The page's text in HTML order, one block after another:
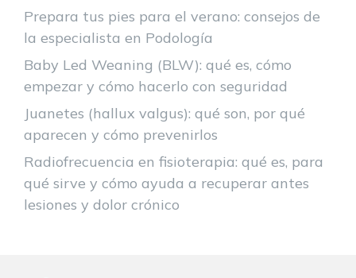
Prepara tus pies para el verano: consejos de
la especialista en Podología
Baby Led Weaning (BLW): qué es, cómo
empezar y cómo hacerlo con seguridad
Juanetes (hallux valgus): qué son, por qué
aparecen y cómo prevenirlos
Radiofrecuencia en fisioterapia: qué es, para
qué sirve y cómo ayuda a recuperar antes
lesiones y dolor crónico